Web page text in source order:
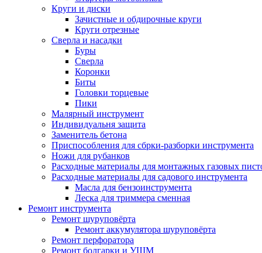
Круги и диски
Зачистные и обдирочные круги
Круги отрезные
Сверла и насадки
Буры
Сверла
Коронки
Биты
Головки торцевые
Пики
Малярный инструмент
Индивидуальня защита
Заменитель бетона
Приспособления для сбрки-разборки инструмента
Ножи для рубанков
Расходные материалы для монтажных газовых
Расходные материалы для садового инструмента
Масла для бензоинструмента
Леска для триммера сменная
Ремонт инструмента
Ремонт шуруповёрта
Ремонт аккумулятора шуруповёрта
Ремонт перфоратора
Ремонт болгарки и УШМ